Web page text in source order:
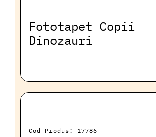
Fototapet Copii
Dinozauri
Cod Produs: 17786